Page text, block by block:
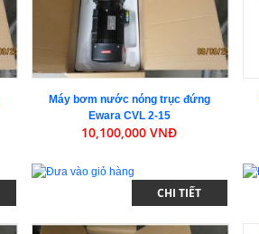
Máy bơm nước nóng trục đứng
Ewara CVL 2-15
10,100,000 VNĐ
CHI TIẾT